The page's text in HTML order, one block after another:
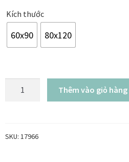
Liên Hoa – Tranh hoa sen sơn mài
Saigon In Monochrome
Tranh ánh kim Collection
Kích thước
60x90 80x120
-
Thêm vào giỏ hàng
SKU: 17966